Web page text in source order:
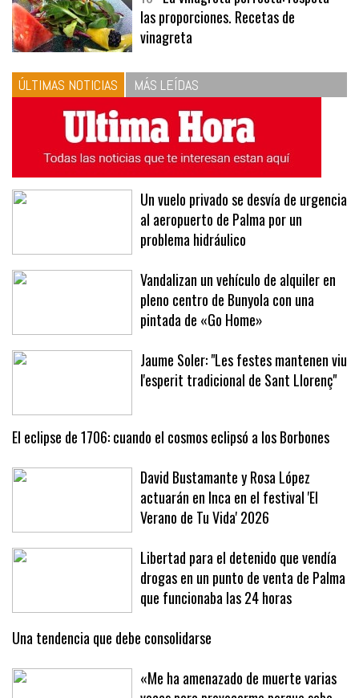
10La vinagreta perfecta: respeta
las proporciones. Recetas de
vinagreta
ÚLTIMAS NOTICIAS MÁS LEÍDAS
Un vuelo privado se desvía de urgencia
al aeropuerto de Palma por un
problema hidráulico
Vandalizan un vehículo de alquiler en
pleno centro de Bunyola con una
pintada de «Go Home»
Jaume Soler: "Les festes mantenen viu
El eclipse de 1706: cuando el cosmos eclipsó a los Borbones
David Bustamante y Rosa López
actuarán en Inca en el festival 'El
Verano de Tu Vida' 2026
Libertad para el detenido que vendía
drogas en un punto de venta de Palma
que funcionaba las 24 horas
Una tendencia que debe consolidarse